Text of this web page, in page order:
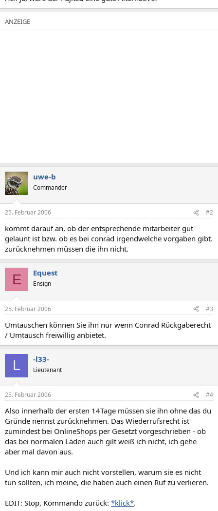
uwe-b
Commander
25. Februar 2006 #2
kommt darauf an, ob der entsprechende mitarbeiter gut
gelaunt ist bzw. ob es bei conrad irgendwelche vorgaben gibt.
zurücknehmen müssen die ihn nicht.
E Equest
Ensign
25. Februar 2006 #3
Umtauschen können Sie ihn nur wenn Conrad Rückgaberecht
/ Umtausch freiwillig anbietet.
L -l33-
Lieutenant
25. Februar 2006 #4
Also innerhalb der ersten 14Tage müssen sie ihn ohne das du
Gründe nennst zurücknehmen. Das Wiederrufsrecht ist
zumindest bei OnlineShops per Gesetzt vorgeschrieben - ob
das bei normalen Läden auch gilt weiß ich nicht, ich gehe
aber mal davon aus.
Und ich kann mir auch nicht vorstellen, warum sie es nicht
tun sollten, ich meine, die haben auch einen Ruf zu verlieren.
EDIT: Stop, Kommando zurück: *klick*.